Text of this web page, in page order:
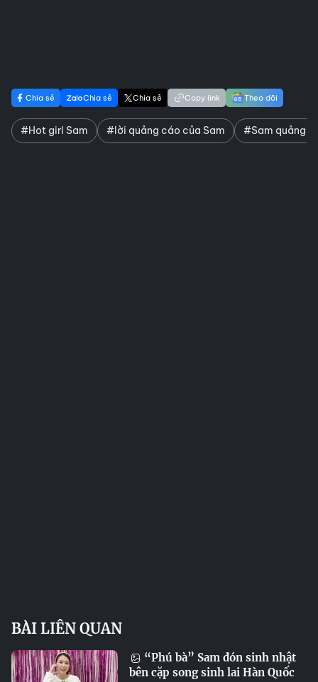
Chia sẻ Chia sẻ Chia sẻ Copy link Theo dõi
#Hot girl Sam #lời quảng cáo của Sam #Sam quảng
BÀI LIÊN QUAN
“Phú bà” Sam đón sinh nhật
bên cặp song sinh lai Hàn Quốc